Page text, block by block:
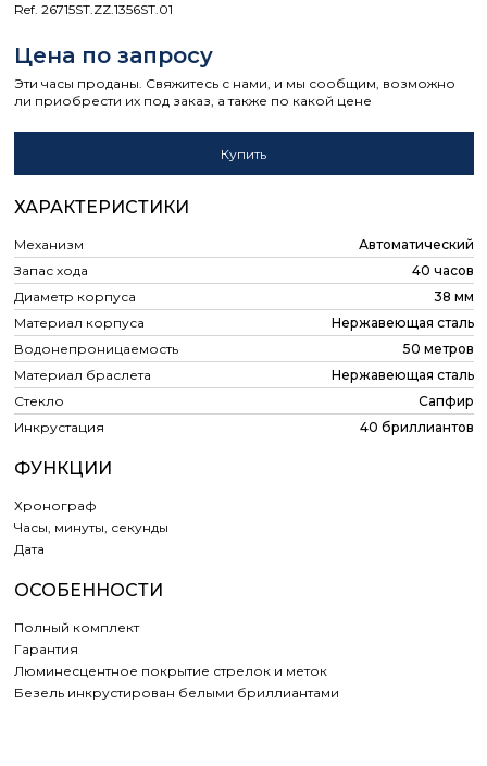
Ref. 26715ST.ZZ.1356ST.01
Цена по запросу
Эти часы проданы. Свяжитесь с нами, и мы сообщим, возможно
ли приобрести их под заказ, а также по какой цене
Купить
ХАРАКТЕРИСТИКИ
Механизм
Автоматический
Запас хода
40 часов
Диаметр корпуса
38 мм
Материал корпуса
Нержавеющая сталь
Водонепроницаемость
50 метров
Материал браслета
Нержавеющая сталь
Стекло
Сапфир
Инкрустация
40 бриллиантов
ФУНКЦИИ
Хронограф
Часы, минуты, секунды
Дата
ОСОБЕННОСТИ
Полный комплект
Гарантия
Люминесцентное покрытие стрелок и меток
Безель инкрустирован белыми бриллиантами